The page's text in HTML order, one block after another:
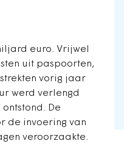
euro. Vrijwel
uit paspoorten,
vorig jaar
werd verlengd
De
de invoering van
veroorzaakte.